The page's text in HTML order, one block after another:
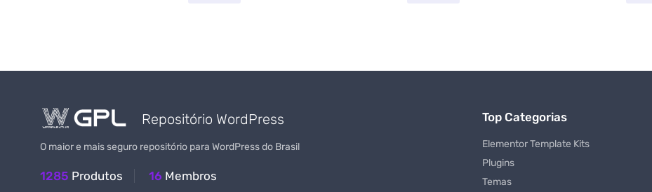
Repositório WordPress
O maior e mais seguro repositório para WordPress do Brasil
1285 Produtos 16 Membros
Top Categorias
Elementor Template Kits
Plugins
Temas